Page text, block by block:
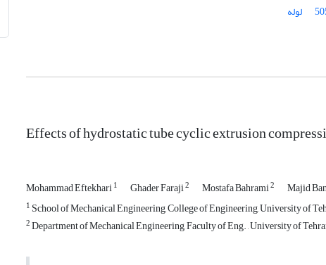
لوله
Effects of hydrostatic tube cyclic extrusion
Mohammad Eftekhari1 Ghader Faraji2 Mostafa Bahrami2 Majid
1 School of Mechanical Engineering, College of Engineering, University of
2Department of Mechanical Engineering, Faculty of Eng. , University of